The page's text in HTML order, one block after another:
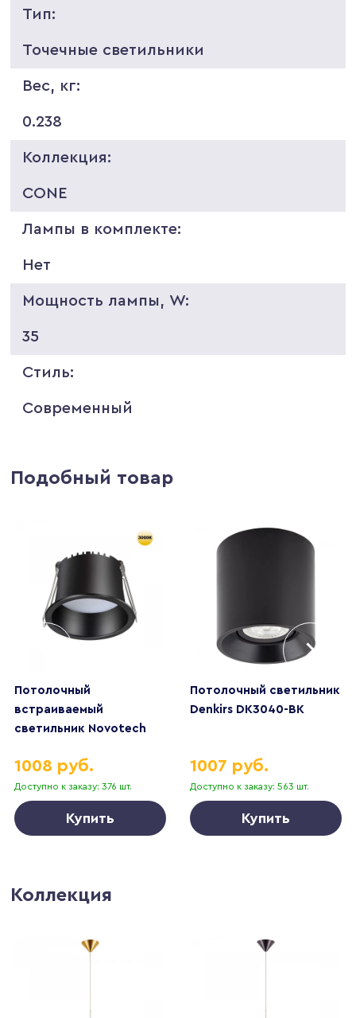
Тип:
Точечные светильники
Вес, кг:
0.238
Коллекция:
CONE
Лампы в комплекте:
Нет
Мощность лампы, W:
35
Стиль:
Современный
Подобный товар
Потолочный
встраиваемый
светильник Novotech
Доступно к заказу: 376 шт.
1008 руб.
Купить
Потолочный светильник
Denkirs DK3040-BK
Доступно к заказу: 563 шт.
1007 руб.
Купить
Коллекция